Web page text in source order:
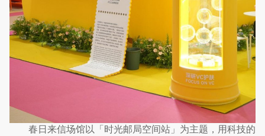
春日来信场馆以「时光邮局空间站」为主题，用科技的